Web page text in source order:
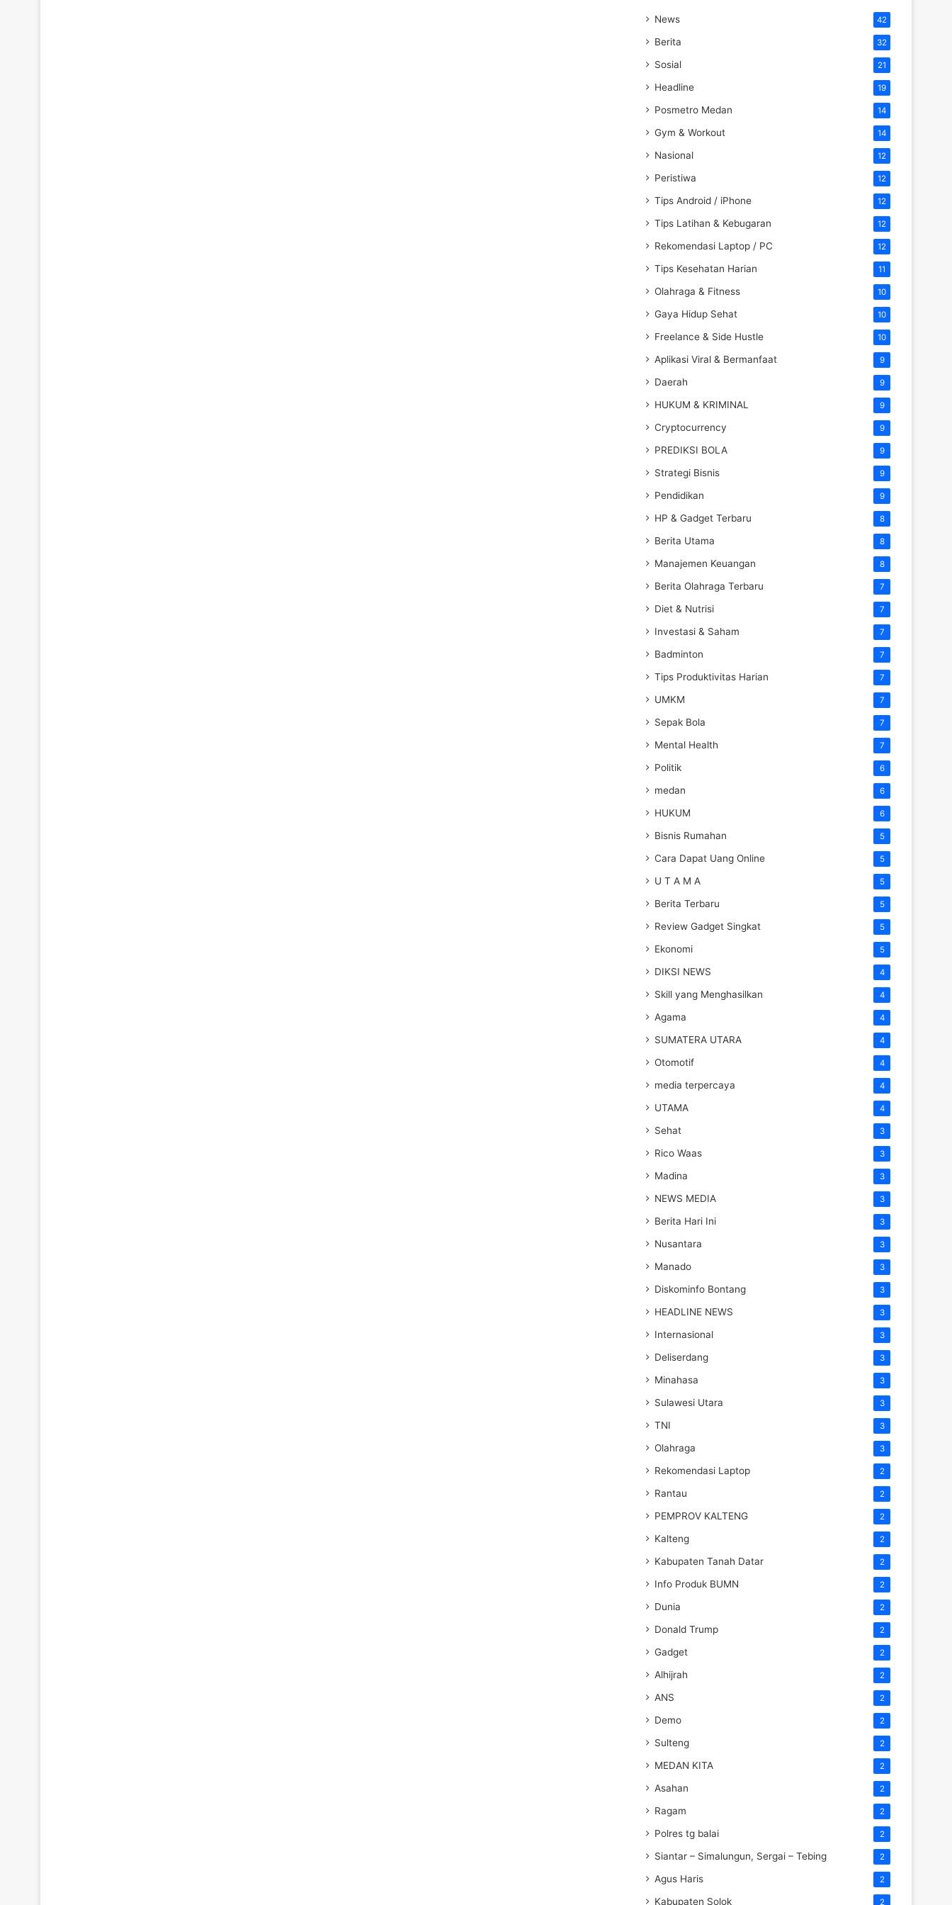
News 42
Berita 32
Sosial 21
Headline 19
Posmetro Medan 14
Gym & Workout 14
Nasional 12
Peristiwa 12
Tips Android / iPhone 12
Tips Latihan & Kebugaran 12
Rekomendasi Laptop / PC 12
Tips Kesehatan Harian 11
Olahraga & Fitness 10
Gaya Hidup Sehat 10
Freelance & Side Hustle 10
Aplikasi Viral & Bermanfaat 9
Daerah 9
HUKUM & KRIMINAL 9
Cryptocurrency 9
PREDIKSI BOLA 9
Strategi Bisnis 9
Pendidikan 9
HP & Gadget Terbaru 8
Berita Utama 8
Manajemen Keuangan 8
Berita Olahraga Terbaru 7
Diet & Nutrisi 7
Investasi & Saham 7
Badminton 7
Tips Produktivitas Harian 7
UMKM 7
Sepak Bola 7
Mental Health 7
Politik 6
medan 6
HUKUM 6
Bisnis Rumahan 5
Cara Dapat Uang Online 5
U T A M A 5
Berita Terbaru 5
Review Gadget Singkat 5
Ekonomi 5
DIKSI NEWS 4
Skill yang Menghasilkan 4
Agama 4
SUMATERA UTARA 4
Otomotif 4
media terpercaya 4
UTAMA 4
Sehat 3
Rico Waas 3
Madina 3
NEWS MEDIA 3
Berita Hari Ini 3
Nusantara 3
Manado 3
Diskominfo Bontang 3
HEADLINE NEWS 3
Internasional 3
Deliserdang 3
Minahasa 3
Sulawesi Utara 3
TNI 3
Olahraga 3
Rekomendasi Laptop 2
Rantau 2
PEMPROV KALTENG 2
Kalteng 2
Kabupaten Tanah Datar 2
Info Produk BUMN 2
Dunia 2
Donald Trump 2
Gadget 2
Alhijrah 2
ANS 2
Demo 2
Sulteng 2
MEDAN KITA 2
Asahan 2
Ragam 2
Polres tg balai 2
Siantar – Simalungun, Sergai – Tebing 2
Agus Haris 2
Kabupaten Solok 2